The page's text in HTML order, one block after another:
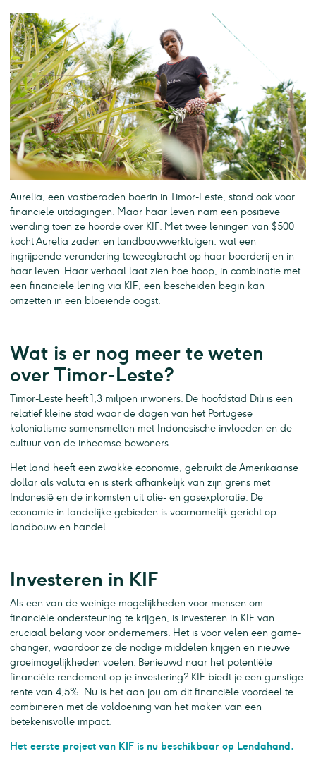
Aurelia, een vastberaden boerin in Timor-Leste, stond ook voor
financiële uitdagingen. Maar haar leven nam een positieve
wending toen ze hoorde over KIF. Met twee leningen van $500
kocht Aurelia zaden en landbouwwerktuigen, wat een
ingrijpende verandering teweegbracht op haar boerderij en in
haar leven. Haar verhaal laat zien hoe hoop, in combinatie met
een financiële lening via KIF, een bescheiden begin kan
omzetten in een bloeiende oogst.
Wat is er nog meer te weten
over Timor-Leste?
Timor-Leste heeft 1,3 miljoen inwoners. De hoofdstad Dili is een
relatief kleine stad waar de dagen van het Portugese
kolonialisme samensmelten met Indonesische invloeden en de
cultuur van de inheemse bewoners.
Het land heeft een zwakke economie, gebruikt de Amerikaanse
dollar als valuta en is sterk afhankelijk van zijn grens met
Indonesië en de inkomsten uit olie- en gasexploratie. De
economie in landelijke gebieden is voornamelijk gericht op
landbouw en handel.
Investeren in KIF
Als een van de weinige mogelijkheden voor mensen om
financiële ondersteuning te krijgen, is investeren in KIF van
cruciaal belang voor ondernemers. Het is voor velen een game-
changer, waardoor ze de nodige middelen krijgen en nieuwe
groeimogelijkheden voelen. Benieuwd naar het potentiële
financiële rendement op je investering? KIF biedt je een gunstige
rente van 4,5%. Nu is het aan jou om dit financiële voordeel te
combineren met de voldoening van het maken van een
betekenisvolle impact.
Het eerste project van KIF is nu beschikbaar op Lendahand.